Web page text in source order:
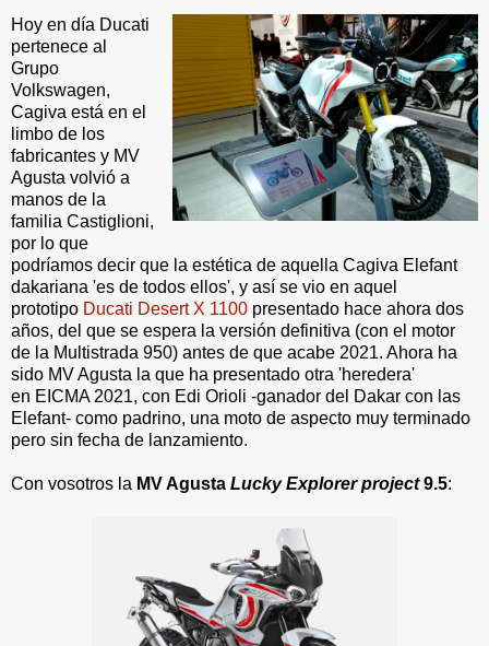
Hoy en día Ducati
pertenece al
Grupo
Volkswagen,
Cagiva está en el
limbo de los
fabricantes y MV
Agusta volvió a
manos de la
familia Castiglioni,
por lo que
podríamos decir que la estética de aquella Cagiva Elefant
dakariana 'es de todos ellos', y así se vio en aquel
prototipo Ducati Desert X 1100 presentado hace ahora dos
años, del que se espera la versión definitiva (con el motor
de la Multistrada 950) antes de que acabe 2021. Ahora ha
sido MV Agusta la que ha presentado otra 'heredera'
en EICMA 2021, con Edi Orioli -ganador del Dakar con las
Elefant- como padrino, una moto de aspecto muy terminado
pero sin fecha de lanzamiento.
Con vosotros la MV Agusta Lucky Explorer project9.5: